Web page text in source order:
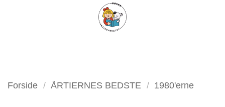
FILTER
Forside / ÅRTIERNES BEDSTE / 1980'erne